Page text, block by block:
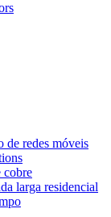
de redes móveis
cobre
larga residencial